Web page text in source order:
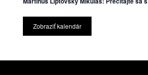
Zobraziť kalendár